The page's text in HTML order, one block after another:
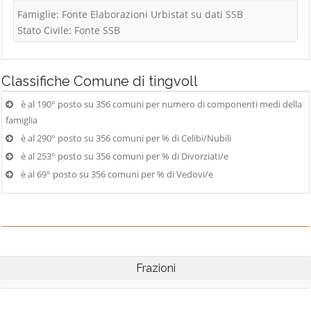
Famiglie: Fonte Elaborazioni Urbistat su dati SSB
Stato Civile: Fonte SSB
Classifiche Comune di tingvoll
è al 190° posto su 356 comuni per numero di componenti medi della
famiglia
è al 290° posto su 356 comuni per % di Celibi/Nubili
è al 253° posto su 356 comuni per % di Divorziati/e
è al 69° posto su 356 comuni per % di Vedovi/e
Frazioni